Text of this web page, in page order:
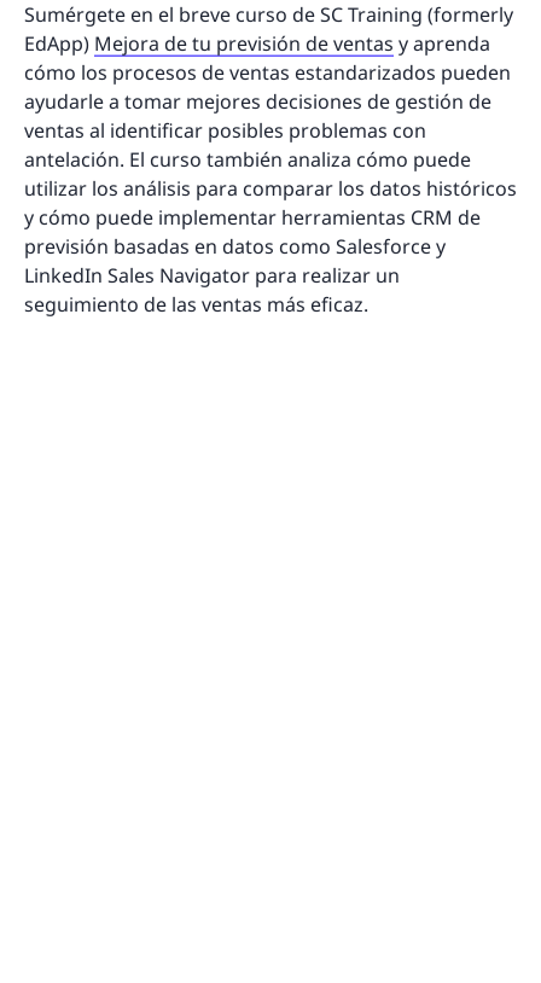
Sumérgete en el breve curso de SC Training (formerly
EdApp) Mejora de tu previsión de ventas y aprenda
cómo los procesos de ventas estandarizados pueden
ayudarle a tomar mejores decisiones de gestión de
ventas al identificar posibles problemas con
antelación. El curso también analiza cómo puede
utilizar los análisis para comparar los datos históricos
y cómo puede implementar herramientas CRM de
previsión basadas en datos como Salesforce y
LinkedIn Sales Navigator para realizar un
seguimiento de las ventas más eficaz.